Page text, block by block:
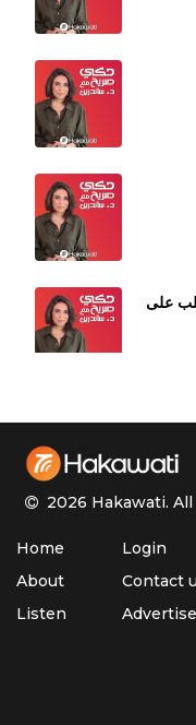
على
2026 Hakawati.
Home
About
Listen
Login
Contact
Advertise